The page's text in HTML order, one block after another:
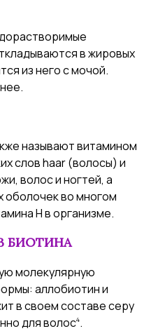
в жировых
из него с мочой.
называют витамином
слов haar (волосы) и
волос и ногтей, а
оболочек во многом
Н в организме.
БИОТИНА
молекулярную
аллобиотин и
в своем составе серу
для волос4.